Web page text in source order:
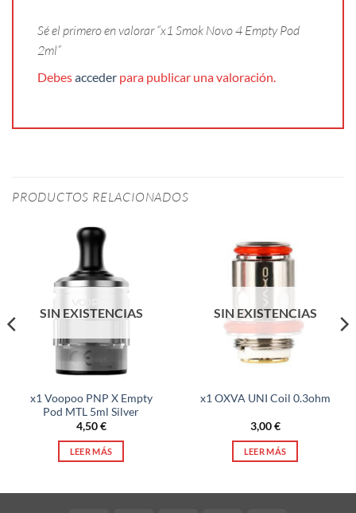
Sé el primero en valorar “x1 Smok Novo 4 Empty Pod
2ml”
Debesacceder para publicar una valoración.
PRODUCTOS RELACIONADOS
SIN EXISTENCIAS
x1 Voopoo PNP X Empty
Pod MTL 5ml Silver
4,50€
LEER MÁS
SIN EXISTENCIAS
x1 OXVA UNI Coil 0.3ohm
3,00€
LEER MÁS